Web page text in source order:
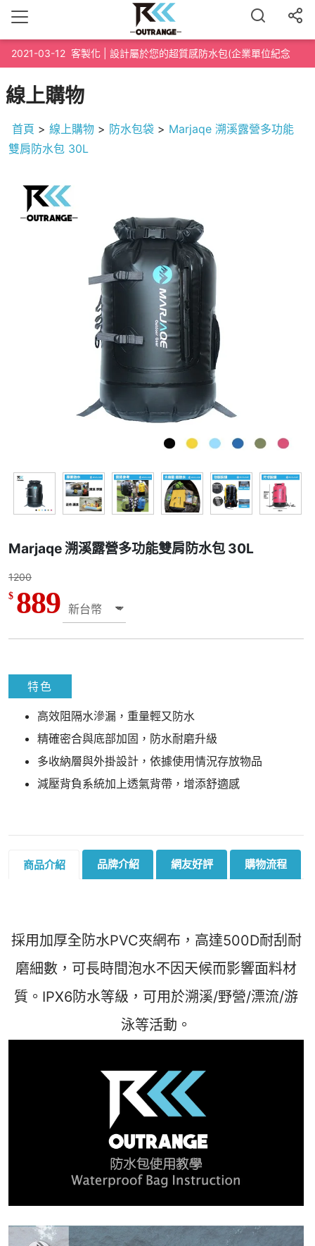
2021-03-12 客製化 | 設計屬於您的超質感防水包(企業單位紀念
線上購物
首頁 > 線上購物 > 防水包袋 > Marjaqe 溯溪露營多功能
雙肩防水包 30L
Marjaqe 溯溪露營多功能雙肩防水包 30L
1200
$ 889
特色
高效阻隔水滲漏，重量輕又防水
精確密合與底部加固，防水耐磨升級
多收納層與外掛設計，依據使用情況存放物品
減壓背負系統加上透氣背帶，增添舒適感
商品介紹 品牌介紹 網友好評 購物流程
採用加厚全防水PVC夾網布，高達500D耐刮耐
磨細數，可長時間泡水不因天候而影響面料材
質。IPX6防水等級，可用於溯溪/野營/漂流/游
泳等活動。